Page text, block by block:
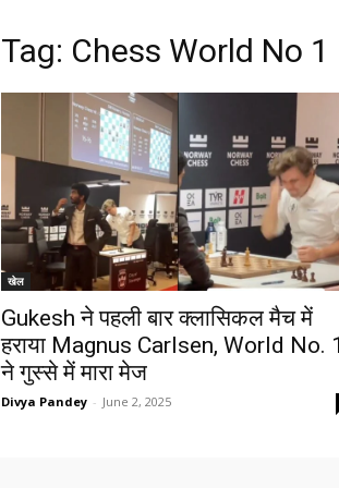
Tag: Chess World No 1
खेल
Gukesh ने पहली बार क्लासिकल मैच में
हराया Magnus Carlsen, World No.
ने गुस्से में मारा मेज
Divya Pandey - June 2, 2025